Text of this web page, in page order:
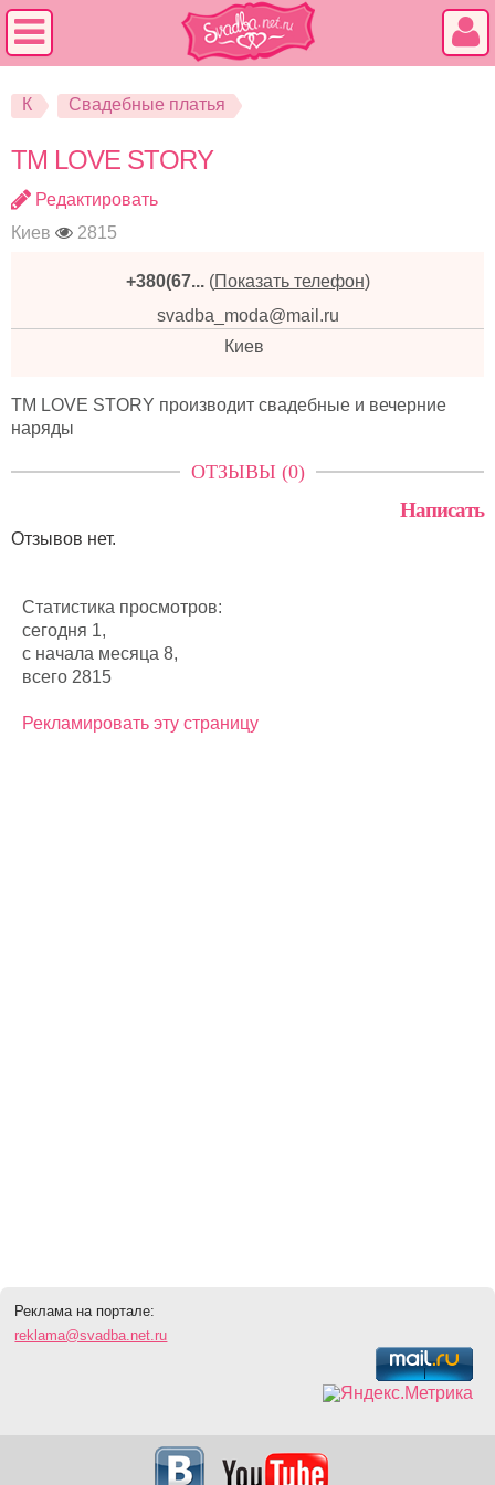
К Свадебные платья
TM LOVE STORY
Редактировать
Киев
2815
+380(67... (Показать телефон)
svadba_moda@mail.ru
Киев
TM LOVE STORY производит свадебные и вечерние
наряды
ОТЗЫВЫ (0)
Написать
Отзывов нет.
Статистика просмотров:
сегодня 1,
с начала месяца 8,
всего 2815
Рекламировать эту страницу
Реклама на портале:
reklama@svadba.net.ru